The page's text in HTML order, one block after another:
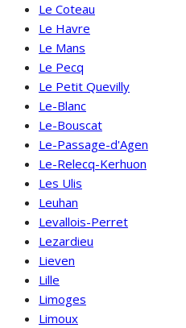
Le Coteau
Le Havre
Le Mans
Le Pecq
Le Petit Quevilly
Le-Blanc
Le-Bouscat
Le-Passage-d'Agen
Le-Relecq-Kerhuon
Les Ulis
Leuhan
Levallois-Perret
Lezardieu
Lieven
Lille
Limoges
Limoux